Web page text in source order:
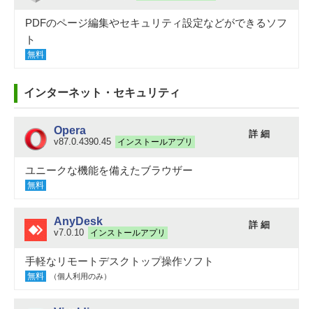
PDFのページ編集やセキュリティ設定などができるソフ
ト
無料
インターネット・セキュリティ
Opera
v87.0.4390.45 インストールアプリ
詳 細
ユニークな機能を備えたブラウザー
無料
AnyDesk
v7.0.10 インストールアプリ
詳 細
手軽なリモートデスクトップ操作ソフト
無料 （個人利用のみ）